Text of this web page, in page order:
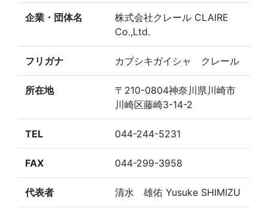
企業・団体名
株式会社クレール CLAIRE
Co.,Ltd.
フリガナ カブシキガイシャ クレール
所在地
〒210-0804神奈川県川崎市
川崎区藤崎3-14-2
TEL 044-244-5231
FAX 044-299-3958
代表者 清水 雄佑 Yusuke SHIMIZU